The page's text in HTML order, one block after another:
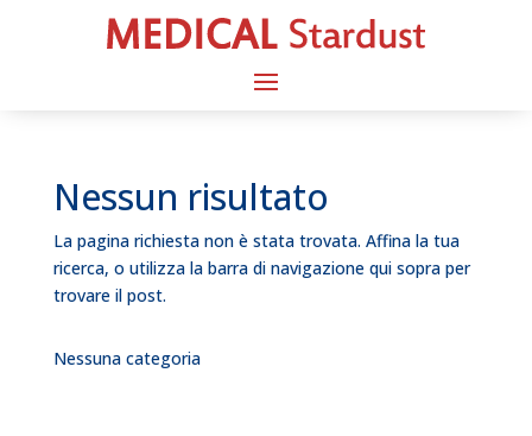
Nessun risultato
La pagina richiesta non è stata trovata. Affina la tua
ricerca, o utilizza la barra di navigazione qui sopra per
trovare il post.
Nessuna categoria